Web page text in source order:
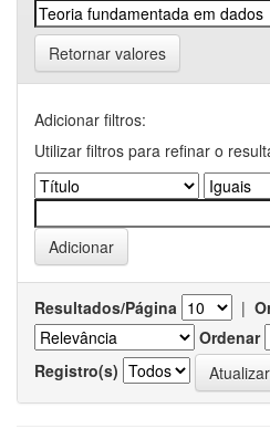
Retornar valores
Adicionar filtros:
Utilizar filtros para refinar o
Resultados/Página |
Ordenar
Registro(s)